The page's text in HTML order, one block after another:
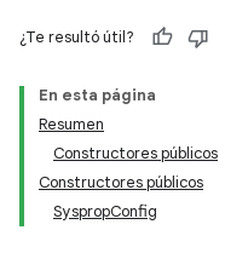
¿Te resultó útil?
En esta página
Resumen
Constructores públicos
Constructores públicos
SyspropConfig